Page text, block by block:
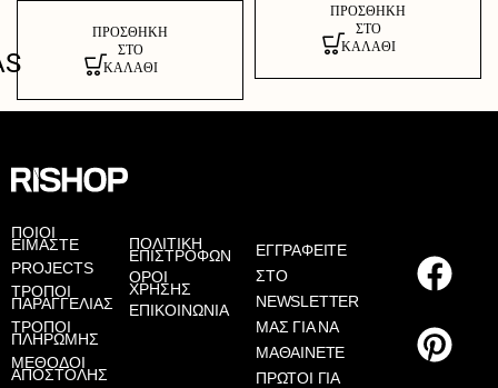
ΠΡΟΣΘΉΚΗ
ΣΤΟ
ΚΑΛΆΘΙ
ΠΡΟΣΘΉΚΗ
ΣΤΟ
ΚΑΛΆΘΙ
ΠΟΙΟΙ
ΕΙΜΑΣΤΕ
PROJECTS
ΤΡΟΠΟΙ
ΠΑΡΑΓΓΕΛΙΑΣ
ΤΡΟΠΟΙ
ΠΛΗΡΩΜΗΣ
ΜΕΘΟΔΟΙ
ΑΠΟΣΤΟΛΗΣ
ΠΟΛΙΤΙΚΗ
ΕΠΙΣΤΡΟΦΩΝ
ΟΡΟΙ
ΧΡΗΣΗΣ
ΕΠΙΚΟΙΝΩΝΙΑ
ΕΓΓΡΑΦΕΙΤΕ
ΣΤΟ
NEWSLETTER
ΜΑΣ ΓΙΑ ΝΑ
ΜΑΘΑΙΝΕΤΕ
ΠΡΩΤΟΙ ΓΙΑ